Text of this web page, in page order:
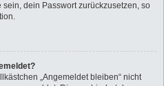
dein Passwort zurückzusetzen, so
„Angemeldet bleiben“ nicht